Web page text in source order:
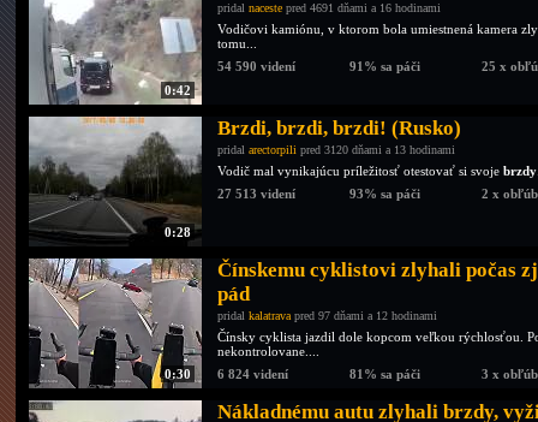
0:42
pridal naceste pred 4691 dňami a 16 hodinami
Vodičovi kamiónu, v ktorom bola umiestnená kamera
tomu...
54 590 videní
91% sa páči 25 x
0:28
Brzdi, brzdi, brzdi! (Rusko)
pridal arectorpili pred 3120 dňami a 13 hodinami
Vodič mal vynikajúcu príležitosť otestovať si svoje brzdy
27 513 videní
93% sa páči 2 x
0:30
Čínskemu cyklistovi zlyhali počas
pád
pridal kalatrava pred 97 dňami a 12 hodinami
Čínsky cyklista jazdil dole kopcom veľkou rýchlosťou.
nekontrolovane....
6 824 videní
81% sa páči 3 x
Nákladnému autu zlyhali brzdy,